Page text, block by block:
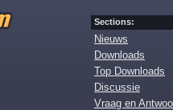
Sections:
Nieuws
Downloads
Top Downloads
Discussie
Vraag en